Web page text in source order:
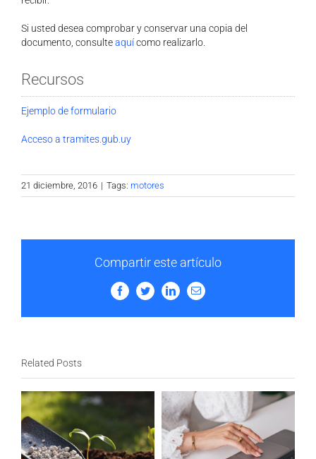
Si usted desea comprobar y conservar una copia del
documento, consulteaquícomo realizarlo.
Recursos
Ejemplo de formulario
Acceso a tramites.gub.uy
21 diciembre, 2016 | Tags: motores
Compartir este artículo
FacebookTwitterLinkedInEmail
Related Posts